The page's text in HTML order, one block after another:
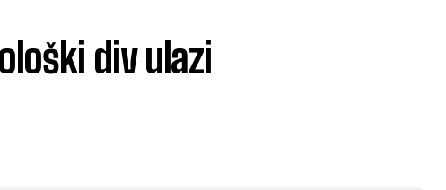
div ulazi